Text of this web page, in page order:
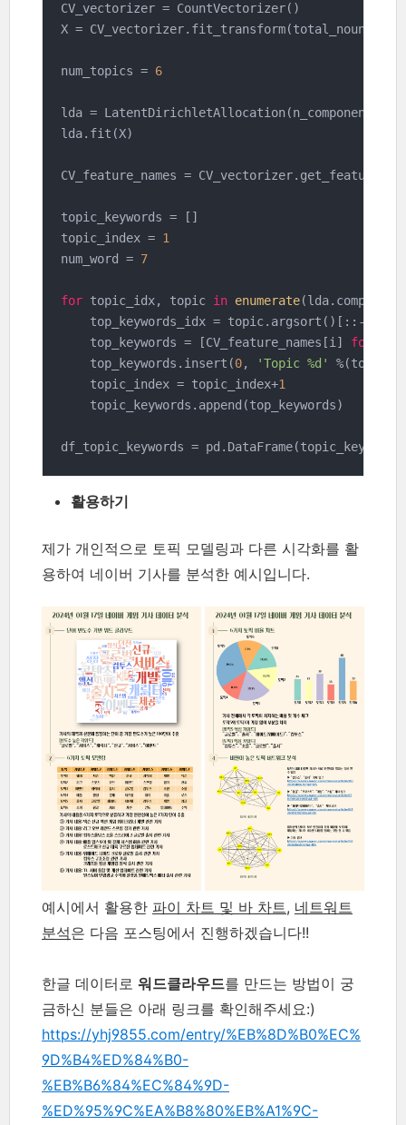
CV_vectorizer = CountVectorizer()
X = CV_vectorizer.fit_transform(total_nouns)
num_topics = 6
lda =
lda.fit(X)
CV_feature_names =
topic_keywords = []
topic_index = 1
num_word = 7
for topic_idx, topic in enumerate
    top_keywords_idx = topic.argsort()[::-
    top_keywords = [CV_feature_names[i]
for
    top_keywords.insert(
0, 'Topic %d'
    topic_index = topic_index+
1
    topic_keywords.append(top_keywords)
df_topic_keywords =
활용하기
제가 개인적으로 토픽 모델링과 다른 시각화를 활
용하여 네이버 기사를 분석한 예시입니다.
예시에서 활용한 파이 차트 및 바 차트, 네트워트
분석은 다음 포스팅에서 진행하겠습니다!!
한글 데이터로 워드클라우드를 만드는 방법이 궁
금하신 분들은 아래 링크를 확인해주세요:)
https://yhj9855.com/entry/%EB%8D%B0%EC%
9D%B4%ED%84%B0-
%EB%B6%84%EC%84%9D-
%ED%95%9C%EA%B8%80%EB%A1%9C-